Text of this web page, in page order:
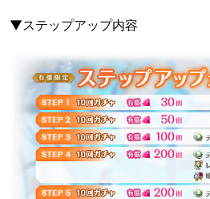
▼ステップアップ内容